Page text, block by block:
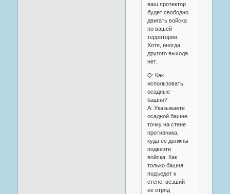
ваш протектор
будет свободно
двигать войска
по вашей
территории.
Хотя, иногда
другого выхода
нет.
Q: Как
использовать
осадные
башни?
A: Указываете
осадной башне
точку на стене
противника,
куда ее должны
подвезти
войска. Как
только башня
подъедет к
стене, везший
ее отряд